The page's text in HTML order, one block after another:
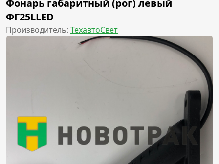
Фонарь габаритный (рог) левый
ФГ25LLED
Производитель: ТехавтоСвет